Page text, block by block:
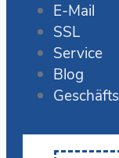
E-Mail
SSL
Service
Blog